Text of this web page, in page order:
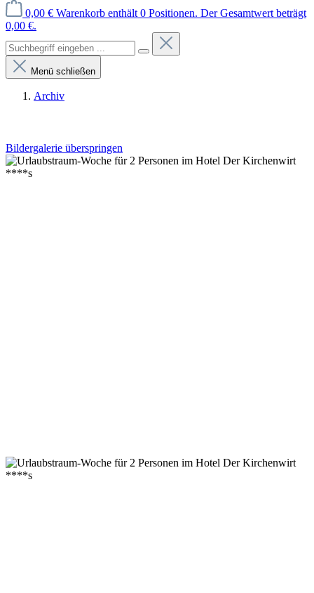
0,00 € Warenkorb enthält 0 Positionen. Der Gesamtwert beträgt
0,00 €.
Menü schließen
Archiv
Bildergalerie überspringen